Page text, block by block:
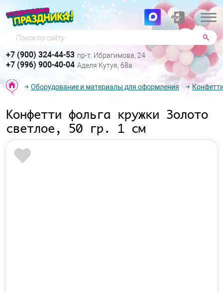
Поиск по сайту
+7 (900) 324-44-53 пр-т. Ибрагимова, 24
+7 (996) 900-40-04 Аделя Кутуя, 68а
Оборудование и материалы для оформления
Конфетти фольга кружки Золото
светлое, 50 гр. 1 см